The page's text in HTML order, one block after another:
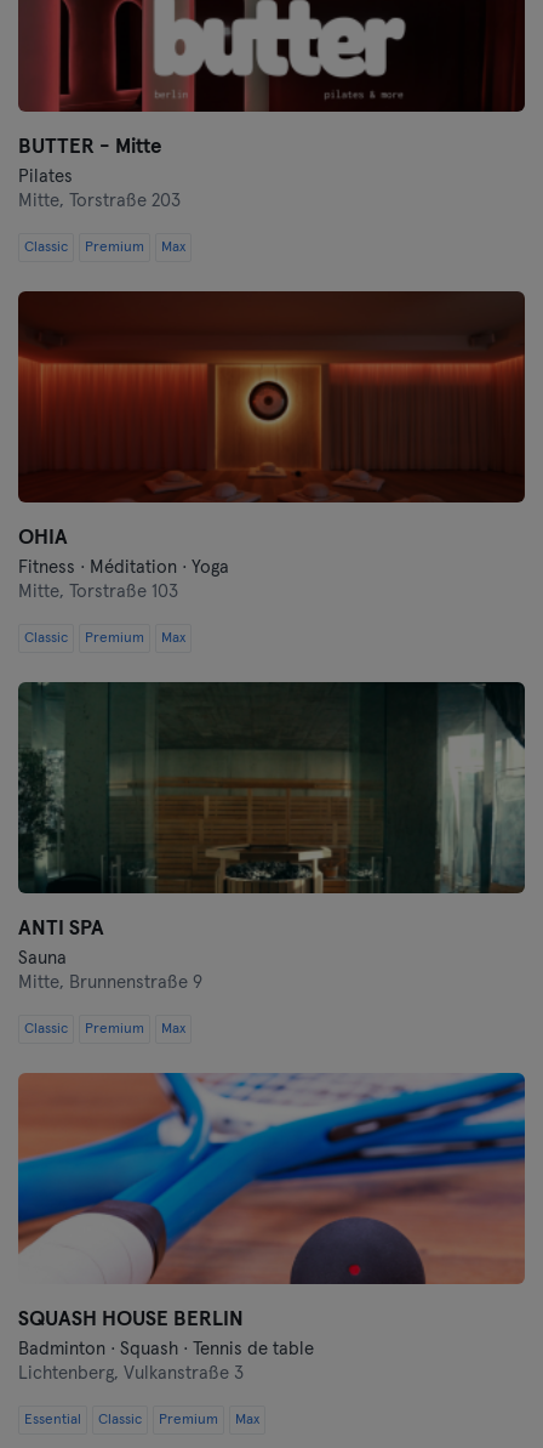
BUTTER - Mitte
Pilates
Mitte,
Torstraße 203
Classic Premium Max
OHIA
Fitness · Méditation · Yoga
Mitte,
Torstraße 103
Classic Premium Max
ANTI SPA
Sauna
Mitte, Brunnenstraße 9
Classic Premium Max
SQUASH HOUSE BERLIN
Badminton · Squash · Tennis de table
Lichtenberg, Vulkanstraße 3
Essential Classic Premium Max